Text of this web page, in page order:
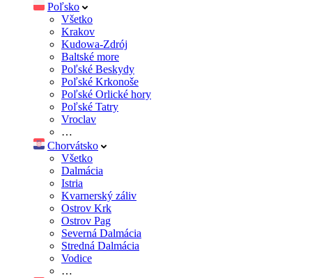
Poľsko
Všetko
Krakov
Kudowa-Zdrój
Baltské more
Poľské Beskydy
Poľské Krkonoše
Poľské Orlické hory
Poľské Tatry
Vroclav
…
Chorvátsko
Všetko
Dalmácia
Istria
Kvarnerský záliv
Ostrov Krk
Ostrov Pag
Severná Dalmácia
Stredná Dalmácia
Vodice
…